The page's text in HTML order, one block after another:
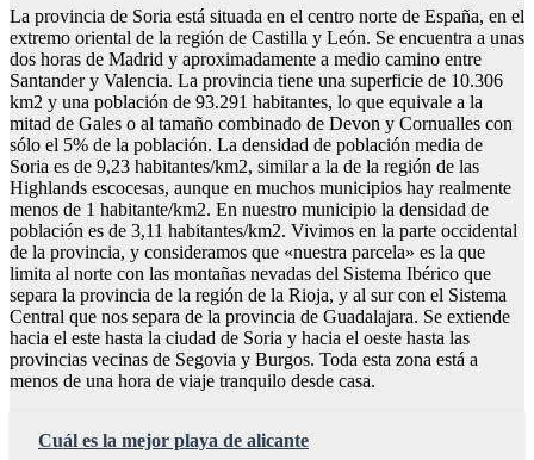
La provincia de Soria está situada en el centro norte de España, en el
extremo oriental de la región de Castilla y León. Se encuentra a unas
dos horas de Madrid y aproximadamente a medio camino entre
Santander y Valencia. La provincia tiene una superficie de 10.306
km2 y una población de 93.291 habitantes, lo que equivale a la
mitad de Gales o al tamaño combinado de Devon y Cornualles con
sólo el 5% de la población. La densidad de población media de
Soria es de 9,23 habitantes/km2, similar a la de la región de las
Highlands escocesas, aunque en muchos municipios hay realmente
menos de 1 habitante/km2. En nuestro municipio la densidad de
población es de 3,11 habitantes/km2. Vivimos en la parte occidental
de la provincia, y consideramos que «nuestra parcela» es la que
limita al norte con las montañas nevadas del Sistema Ibérico que
separa la provincia de la región de la Rioja, y al sur con el Sistema
Central que nos separa de la provincia de Guadalajara. Se extiende
hacia el este hasta la ciudad de Soria y hacia el oeste hasta las
provincias vecinas de Segovia y Burgos. Toda esta zona está a
menos de una hora de viaje tranquilo desde casa.
Cuál es la mejor playa de alicante